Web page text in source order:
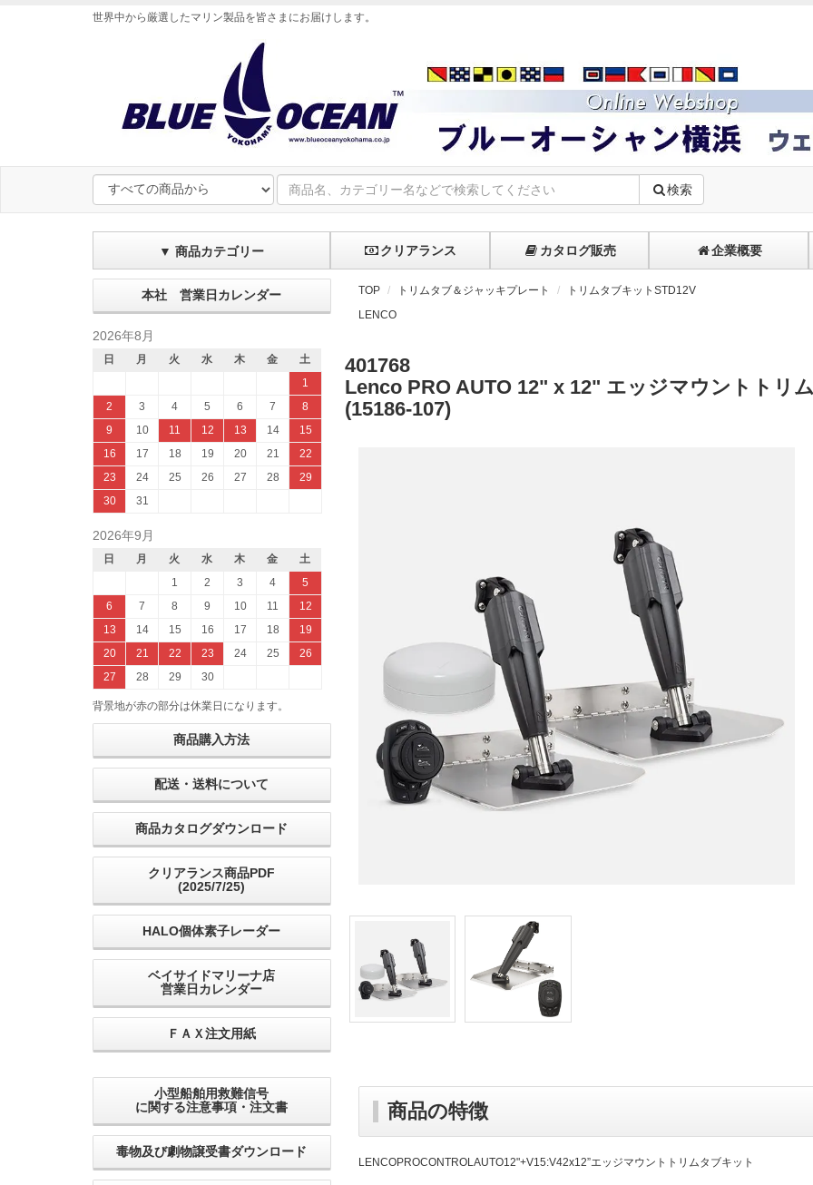
世界中から厳選したマリン製品を皆さまにお届けします。
検索
▼ 商品カテゴリー クリアランス カタログ販売 企業概要
TOP トリムタブ＆ジャッキプレート
トリムタブキットSTD12V
LENCO
401768
Lenco PRO AUTO 12" x 12" エッジマウントトリ
(15186-107)
商品の特徴
LENCOPROCONTROLAUTO12"+V15:V42x12”エッジマウントトリムタブキット
本社 営業日カレンダー
2026年8月
日 月 火 水 木 金
土
1
2
3 4 5 6 7
8
9
10 11 12 13 14
15
16
17 18 19 20 21
22
23
24 25 26 27 28
29
30
31
2026年9月
日 月 火 水 木 金
土
1
2 3 4
5
6
7 8 9 10 11
12
13
14 15 16 17 18
19
20
21 22 23 24 25
26
27
28 29 30
背景地が赤の部分は休業日になります。
商品購入方法
配送・送料について
商品カタログダウンロード
クリアランス商品PDF
(2025/7/25)
HALO個体素子レーダー
ベイサイドマリーナ店
営業日カレンダー
ＦＡＸ注文用紙
小型船舶用救難信号
に関する注意事項・注文書
毒物及び劇物譲受書ダウンロード